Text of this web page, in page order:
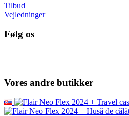
Tilbud
Vejledninger
Følg os
Vores andre butikker